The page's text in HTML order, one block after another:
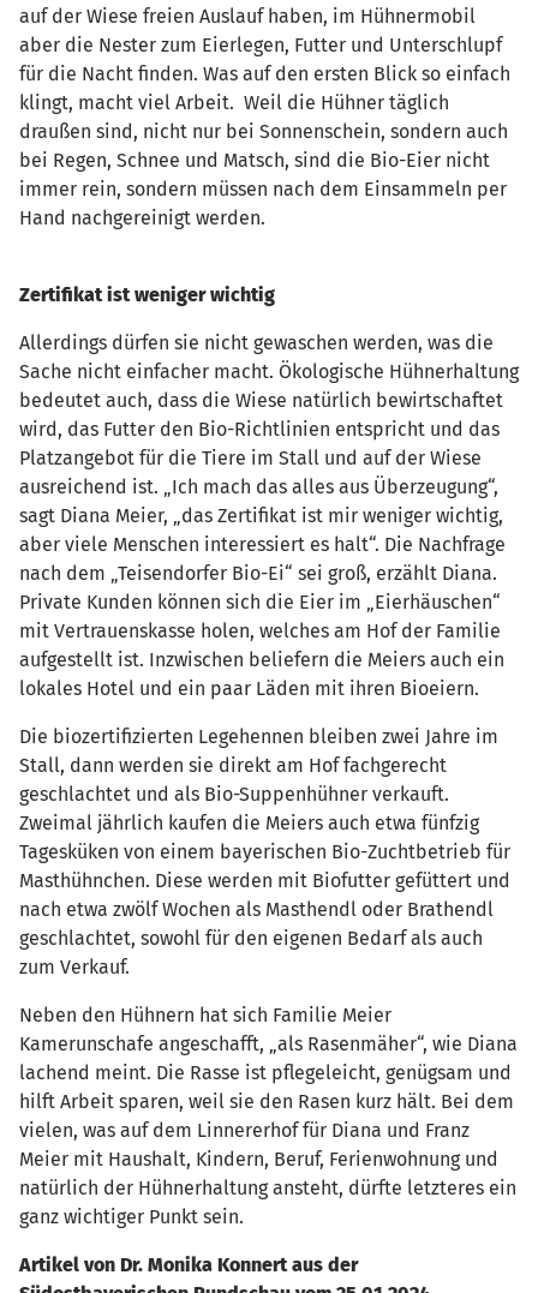
auf der Wiese freien Auslauf haben, im Hühnermobil
aber die Nester zum Eierlegen, Futter und Unterschlupf
für die Nacht finden. Was auf den ersten Blick so einfach
klingt, macht viel Arbeit. Weil die Hühner täglich
draußen sind, nicht nur bei Sonnenschein, sondern auch
bei Regen, Schnee und Matsch, sind die Bio-Eier nicht
immer rein, sondern müssen nach dem Einsammeln per
Hand nachgereinigt werden.
Zertifikat ist weniger wichtig
Allerdings dürfen sie nicht gewaschen werden, was die
Sache nicht einfacher macht. Ökologische Hühnerhaltung
bedeutet auch, dass die Wiese natürlich bewirtschaftet
wird, das Futter den Bio-Richtlinien entspricht und das
Platzangebot für die Tiere im Stall und auf der Wiese
ausreichend ist. „Ich mach das alles aus Überzeugung“,
sagt Diana Meier, „das Zertifikat ist mir weniger wichtig,
aber viele Menschen interessiert es halt“. Die Nachfrage
nach dem „Teisendorfer Bio-Ei“ sei groß, erzählt Diana.
Private Kunden können sich die Eier im „Eierhäuschen“
mit Vertrauenskasse holen, welches am Hof der Familie
aufgestellt ist. Inzwischen beliefern die Meiers auch ein
lokales Hotel und ein paar Läden mit ihren Bioeiern.
Die biozertifizierten Legehennen bleiben zwei Jahre im
Stall, dann werden sie direkt am Hof fachgerecht
geschlachtet und als Bio-Suppenhühner verkauft.
Zweimal jährlich kaufen die Meiers auch etwa fünfzig
Tagesküken von einem bayerischen Bio-Zuchtbetrieb für
Masthühnchen. Diese werden mit Biofutter gefüttert und
nach etwa zwölf Wochen als Masthendl oder Brathendl
geschlachtet, sowohl für den eigenen Bedarf als auch
zum Verkauf.
Neben den Hühnern hat sich Familie Meier
Kamerunschafe angeschafft, „als Rasenmäher“, wie Diana
lachend meint. Die Rasse ist pflegeleicht, genügsam und
hilft Arbeit sparen, weil sie den Rasen kurz hält. Bei dem
vielen, was auf dem Linnererhof für Diana und Franz
Meier mit Haushalt, Kindern, Beruf, Ferienwohnung und
natürlich der Hühnerhaltung ansteht, dürfte letzteres ein
ganz wichtiger Punkt sein.
Artikel von Dr. Monika Konnert aus der